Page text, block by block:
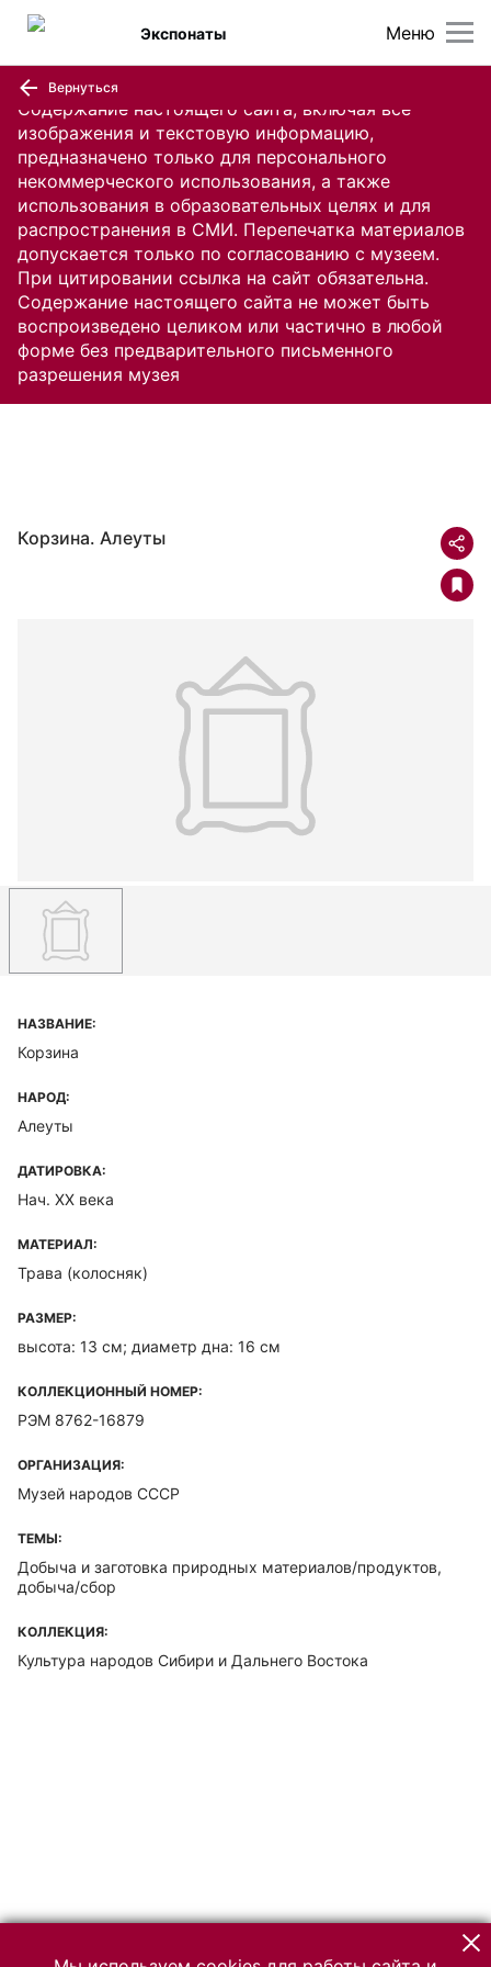
Содержание настоящего сайта, включая все
изображения и текстовую информацию,
предназначено только для персонального
некоммерческого использования, а также
использования в образовательных целях и для
распространения в СМИ. Перепечатка материалов
допускается только по согласованию с музеем.
При цитировании ссылка на сайт обязательна.
Содержание настоящего сайта не может быть
воспроизведено целиком или частично в любой
форме без предварительного письменного
разрешения музея
Меню
Экспонаты
Вернуться
Корзина. Алеуты
НАЗВАНИЕ:
Корзина
НАРОД:
Алеуты
ДАТИРОВКА:
Нач. ХХ века
МАТЕРИАЛ:
Трава (колосняк)
РАЗМЕР:
высота: 13 см; диаметр дна: 16 см
КОЛЛЕКЦИОННЫЙ НОМЕР:
РЭМ 8762-16879
ОРГАНИЗАЦИЯ:
Музей народов СССР
ТЕМЫ:
Добыча и заготовка природных материалов/продуктов,
добыча/сбор
КОЛЛЕКЦИЯ:
Культура народов Сибири и Дальнего Востока